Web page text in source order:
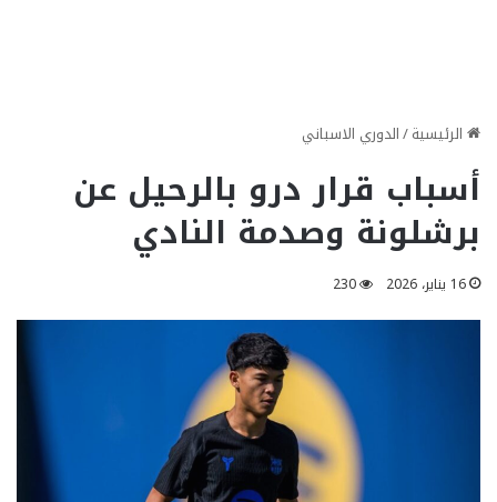
الرئيسية/الدوري الاسباني
أسباب قرار درو بالرحيل عن
برشلونة وصدمة النادي
16 يناير، 2026 230